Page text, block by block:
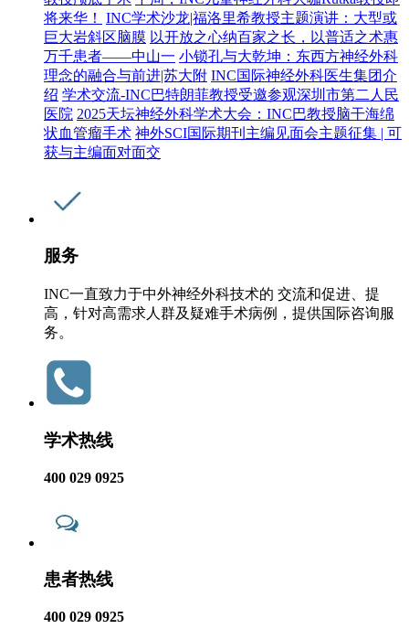
将来华！
INC学术沙龙|福洛里希教授主题演讲：大型或
巨大岩斜区脑膜 以开放之心纳百家之长，以普适之术惠
万千患者——中山一 小锁孔与大乾坤：东西方神经外科
理念的融合与前进|苏大附 INC国际神经外科医生集团介
绍 学术交流-INC巴特朗菲教授受邀参观深圳市第二人民
医院 2025天坛神经外科学术大会：INC巴教授脑干海绵
状血管瘤手术 神外SCI国际期刊主编见面会主题征集 | 可
获与主编面对面交
服务
INC一直致力于中外神经外科技术的 交流和促进、提
高，针对高需求人群及疑难手术病例，提供国际咨询服
务。
学术热线
400 029 0925
患者热线
400 029 0925